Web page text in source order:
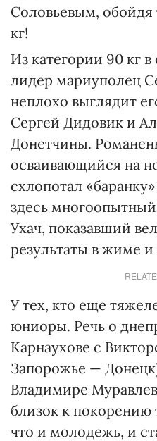
Соловьевым, обойдя
кг!
Из категории 90 кг
лидер мариуполец
неплохо выглядит
Сергей Дидовик и
Донетчины.
осваивающийся на
схлопотал
здесь
Ухач, показавший
результаты в жиме и
У тех, кто еще
юниоры. Речь о
Карнаухове с
Запорожье —
Владимире
близок к
что и молодежь, и